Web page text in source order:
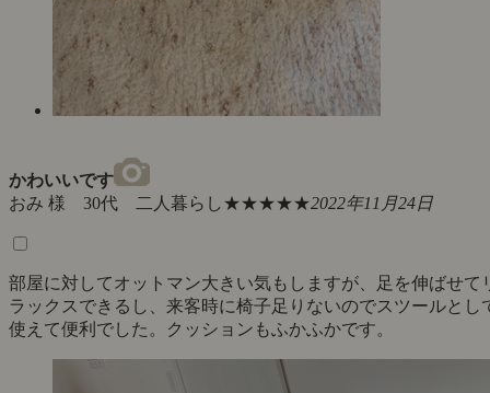
かわいいです
おみ 様 30代 二人暮らし★★★★★2022年11月24日
部屋に対してオットマン大きい気もしますが、足を伸ばせて
ラックスできるし、来客時に椅子足りないのでスツールとし
使えて便利でした。クッションもふかふかです。